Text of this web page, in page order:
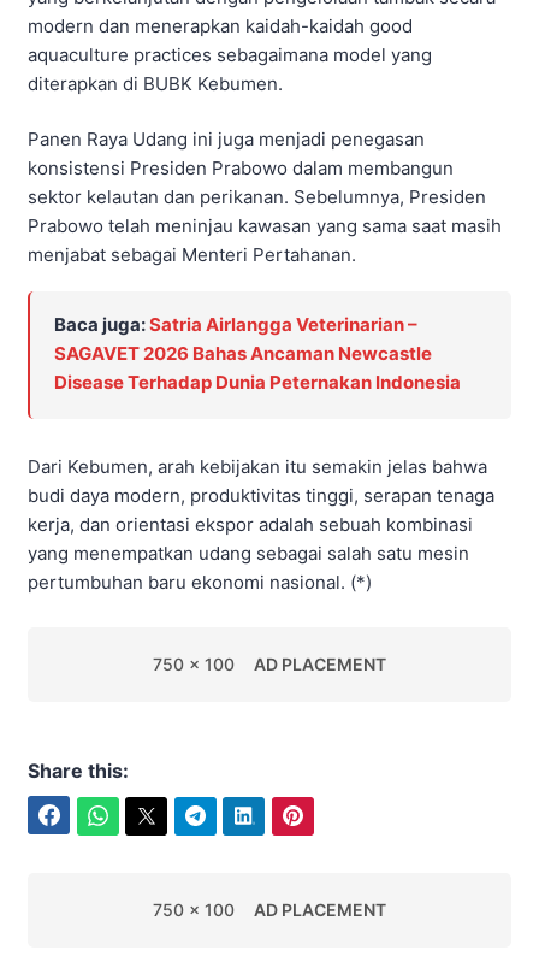
modern dan menerapkan kaidah-kaidah good
aquaculture practices sebagaimana model yang
diterapkan di BUBK Kebumen.
Panen Raya Udang ini juga menjadi penegasan
konsistensi Presiden Prabowo dalam membangun
sektor kelautan dan perikanan. Sebelumnya, Presiden
Prabowo telah meninjau kawasan yang sama saat masih
menjabat sebagai Menteri Pertahanan.
Baca juga:Satria Airlangga Veterinarian –
SAGAVET 2026 Bahas Ancaman Newcastle
Disease Terhadap Dunia Peternakan Indonesia
Dari Kebumen, arah kebijakan itu semakin jelas bahwa
budi daya modern, produktivitas tinggi, serapan tenaga
kerja, dan orientasi ekspor adalah sebuah kombinasi
yang menempatkan udang sebagai salah satu mesin
pertumbuhan baru ekonomi nasional. (*)
750 x 100 AD PLACEMENT
Share this:
750 x 100 AD PLACEMENT